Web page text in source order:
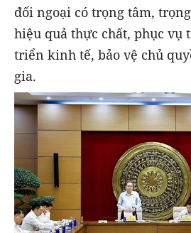
đối ngoại có trọng tâm,
hiệu quả thực chất, phục vụ
triển kinh tế, bảo vệ chủ
gia.